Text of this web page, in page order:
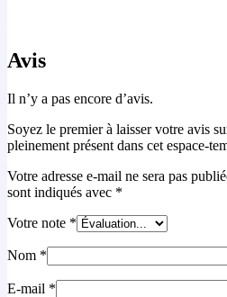
Avis
Il n’y a pas encore d’avis.
Soyez le premier à laisser votre avis
pleinement présent dans cet espace-
Votre adresse e-mail ne sera pas
sont indiqués avec *
Votre note *
Nom *
E-mail *